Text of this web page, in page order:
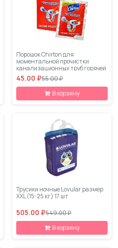
Порошок Chirton для
моментальной прочистки
канализационных труб горячей
водой, 80 гр
45.00 ₽55.00 ₽
В корзину
Трусики ночные Lovular размер
XXL (15-25 кг) 17 шт
505.00 ₽549.00 ₽
В корзину